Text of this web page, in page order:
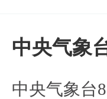
中央气象
中央气象台